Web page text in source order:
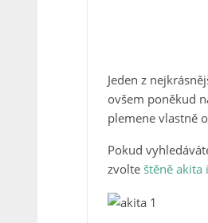
Jeden z
ovšem poněkud
plemene vlastně
Pokud
zvolte štěně akita